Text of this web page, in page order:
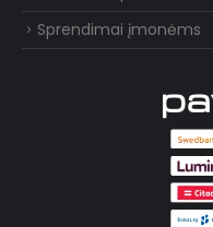
Sprendimai įmonėms